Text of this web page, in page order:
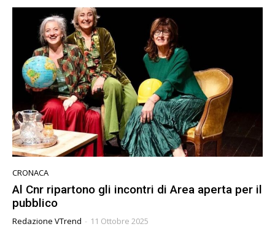
CRONACA
Al Cnr ripartono gli incontri di Area aperta per il
pubblico
Redazione VTrend - 11 Ottobre 2025